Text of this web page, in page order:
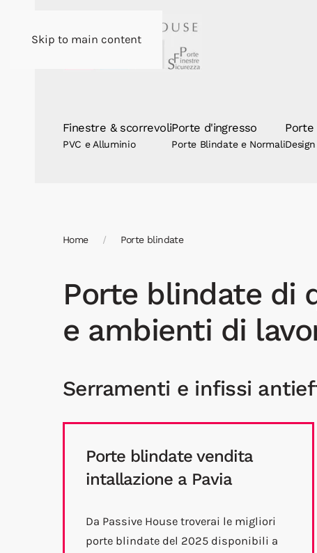
Skip to main content
Finestre & scorrevoli
PVC e Alluminio
Porte d'ingresso
Porte Blindate e Normali
Porte
Home Porte blindate
Porte blindate di
e ambienti di
Serramenti e infissi
Porte blindate vendita
intallazione a Pavia
Da Passive House troverai le migliori
porte blindate del 2025 disponibili a